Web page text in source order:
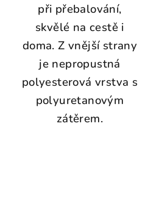
při přebalování,
skvělé na cestě i
doma. Z vnější strany
je nepropustná
polyesterová vrstva s
polyuretanovým
zátěrem.